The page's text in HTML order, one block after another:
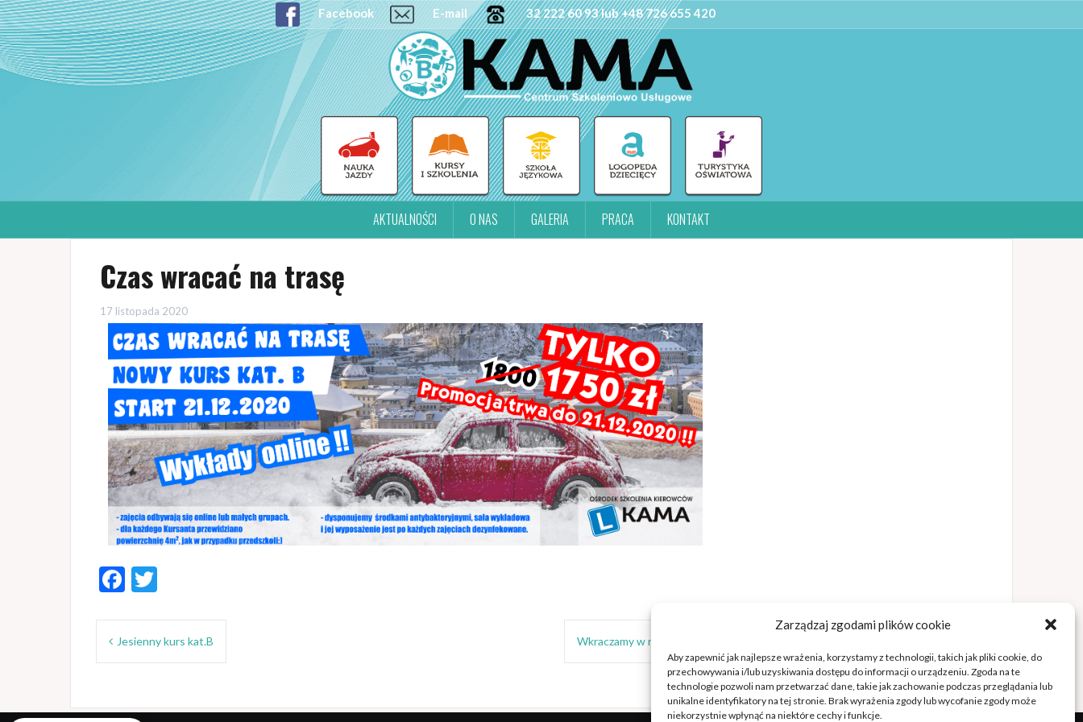
Zarządzaj zgodami plików cookie
Aby zapewnić jak najlepsze wrażenia, korzystamy z technologii, takich jak pliki cookie, do
przechowywania i/lub uzyskiwania dostępu do informacji o urządzeniu. Zgoda na te
technologie pozwoli nam przetwarzać dane, takie jak zachowanie podczas przeglądania lub
unikalne identyfikatory na tej stronie. Brak wyrażenia zgody lub wycofanie zgody może
niekorzystnie wpłynąć na niektóre cechy i funkcje.
Facebook E-mail 32 222 60 93 lub +48 726 655 420
AKTUALNOŚCI O NAS GALERIA PRACA KONTAKT
Czas wracać na trasę
17 listopada 2020
F
e
b
o
itt
er
Nawigacja
Jesienny kurs kat.B Wkraczamy w nowy rok